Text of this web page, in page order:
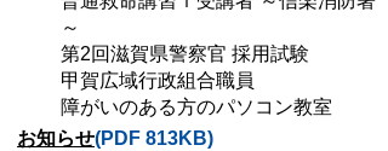
～
第2回滋賀県警察官 採用試験
甲賀広域行政組合職員
障がいのある方のパソコン教室
お知らせ(PDF 813KB)